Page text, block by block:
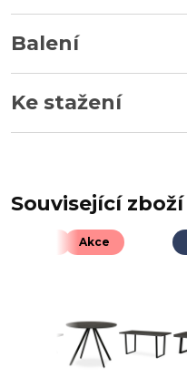
Balení
Ke stažení
Související zboží
Akce